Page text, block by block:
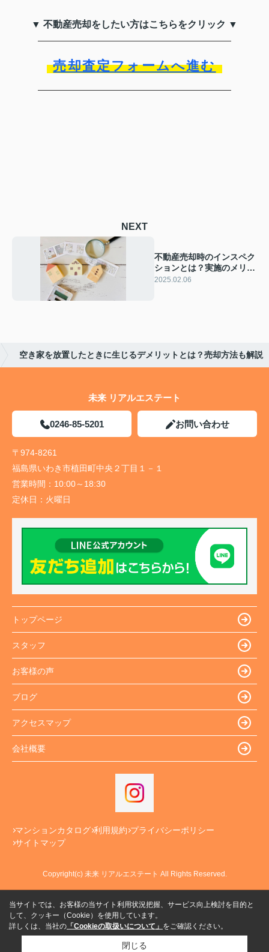
▼ 不動産売却をしたい方はこちらをクリック ▼
売却査定フォームへ進む
NEXT
不動産売却時のインスペク
ションとは？実施のメリッ
ト・費用相場を解説
2025.02.06
空き家を放置したときに生じるデメリットとは？売却方法も解説
未来 リアルエステート
0246-85-5201 お問い合わせ
〒974-8261
福島県いわき市植田町中央２丁目１－１
営業時間： 10:00～18:30
定休日： 火曜日
トップページ
スタッフ
お客様の声
ブログ
アクセスマップ
会社概要
マンションカタログ 利用規約 プライバシーポリシー
サイトマップ
Copyright(c) 未来 リアルエステート All Rights Reserved.
当サイトでは、お客様の当サイト利用状況把握、サービス向上検討を目的と
して、クッキー（Cookie）を使用しています。
詳しくは、当社の 「Cookieの取扱いについて」 をご確認ください。
閉じる